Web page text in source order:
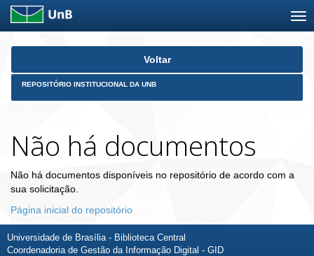
Skip
Voltar
REPOSITÓRIO INSTITUCIONAL DA UNB
Não há documentos
Não há documentos disponíveis no repositório de acordo com a
sua solicitação.
Página inicial do repositório
Universidade de Brasília - Biblioteca Central
Coordenadoria de Gestão da Informação Digital - GID